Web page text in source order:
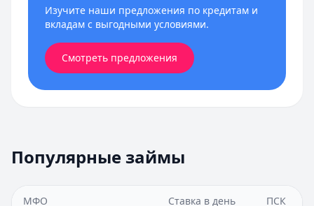
Изучите наши предложения по кредитам и
вкладам с выгодными условиями.
Смотреть предложения
Популярные займы
МФО Ставка в день ПСК